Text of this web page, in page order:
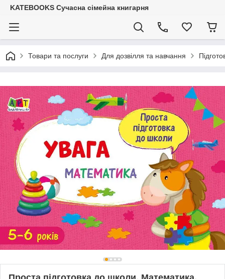
KATEBOOKS Сучасна сімейна книгарня
Товари та послуги Для дозвілля та навчання